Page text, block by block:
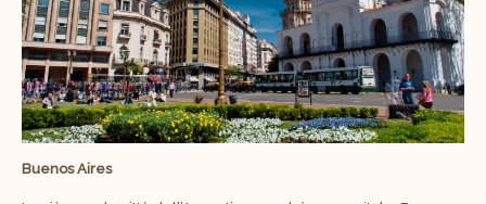
Buenos Aires